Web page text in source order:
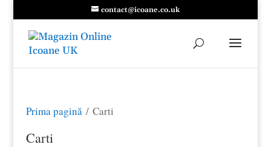
contact@icoane.co.uk
Prima pagină/ Carti
Carti